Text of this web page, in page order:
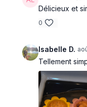
Délicieux et
0
Isabelle D.
Tellement